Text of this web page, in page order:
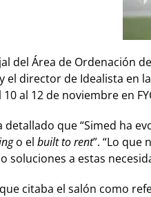
del Área de Ordenación
el director de Idealista en
al 12 de noviembre en
detallado que “Simed ha
o el built to rent”. “Lo
soluciones a estas
citaba el salón como